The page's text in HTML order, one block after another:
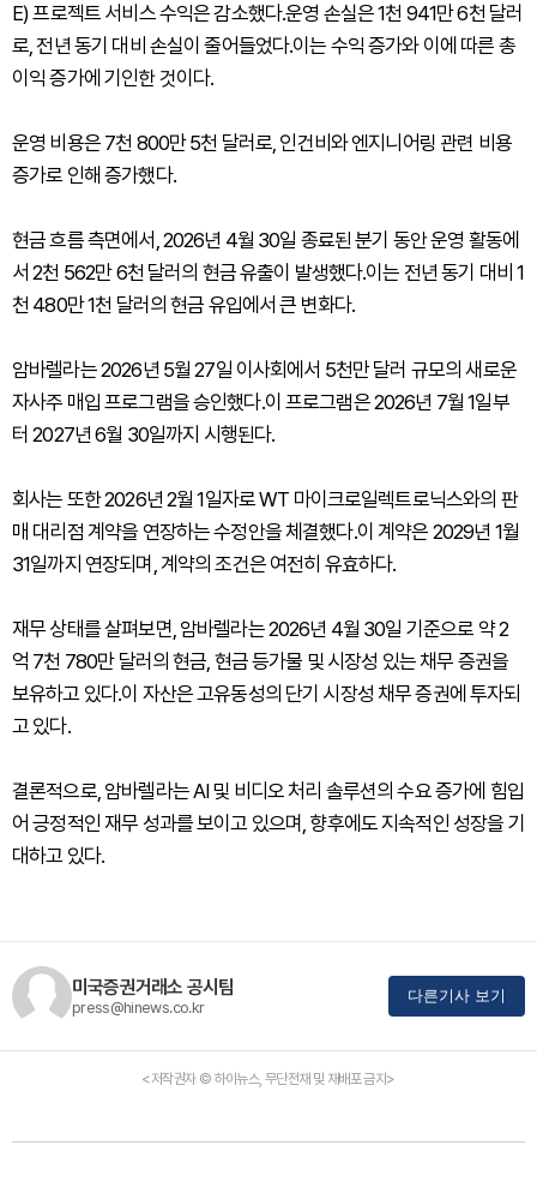
E) 프로젝트 서비스 수익은 감소했다.운영 손실은 1천 941만 6천 달러
로, 전년 동기 대비 손실이 줄어들었다.이는 수익 증가와 이에 따른 총
이익 증가에 기인한 것이다.
운영 비용은 7천 800만 5천 달러로, 인건비와 엔지니어링 관련 비용
증가로 인해 증가했다.
현금 흐름 측면에서, 2026년 4월 30일 종료된 분기 동안 운영 활동에
서 2천 562만 6천 달러의 현금 유출이 발생했다.이는 전년 동기 대비 1
천 480만 1천 달러의 현금 유입에서 큰 변화다.
암바렐라는 2026년 5월 27일 이사회에서 5천만 달러 규모의 새로운
자사주 매입 프로그램을 승인했다.이 프로그램은 2026년 7월 1일부
터 2027년 6월 30일까지 시행된다.
회사는 또한 2026년 2월 1일자로 WT 마이크로일렉트로닉스와의 판
매 대리점 계약을 연장하는 수정안을 체결했다.이 계약은 2029년 1월
31일까지 연장되며, 계약의 조건은 여전히 유효하다.
재무 상태를 살펴보면, 암바렐라는 2026년 4월 30일 기준으로 약 2
억 7천 780만 달러의 현금, 현금 등가물 및 시장성 있는 채무 증권을
보유하고 있다.이 자산은 고유동성의 단기 시장성 채무 증권에 투자되
고 있다.
결론적으로, 암바렐라는 AI 및 비디오 처리 솔루션의 수요 증가에 힘입
어 긍정적인 재무 성과를 보이고 있으며, 향후에도 지속적인 성장을 기
대하고 있다.
미국증권거래소 공시팀
press@hinews.co.kr
다른기사 보기
<저작권자 © 하이뉴스, 무단전재 및 재배포 금지>